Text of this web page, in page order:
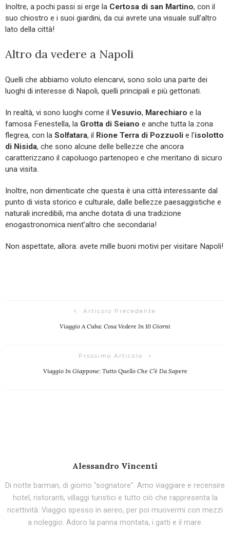
Inoltre, a pochi passi si erge la Certosa di san Martino, con il
suo chiostro e i suoi giardini, da cui avrete una visuale sull’altro
lato della città!
Altro da vedere a Napoli
Quelli che abbiamo voluto elencarvi, sono solo una parte dei
luoghi di interesse di Napoli, quelli principali e più gettonati.
In realtà, vi sono luoghi come il Vesuvio, Marechiaro e la
famosa Fenestella, la Grotta di Seiano e anche tutta la zona
flegrea, con la Solfatara, il Rione Terra di Pozzuoli e l’isolotto
di Nisida, che sono alcune delle bellezze che ancora
caratterizzano il capoluogo partenopeo e che meritano di sicuro
una visita.
Inoltre, non dimenticate che questa è una città interessante dal
punto di vista storico e culturale, dalle bellezze paesaggistiche e
naturali incredibili, ma anche dotata di una tradizione
enogastronomica nient’altro che secondaria!
Non aspettate, allora: avete mille buoni motivi per visitare Napoli!
Articolo Precedente
Viaggio A Cuba: Cosa Vedere In 10 Giorni
Prossimo Articolo
Viaggio In Giappone: Tutto Quello Che C’è Da Sapere
Alessandro Vincenti
Di notte barman, di giorno "sognatore". Amo viaggiare e recensire
hotel, ristoranti, villaggi turistici e tutto ciò che rappresenta la
ricettività. Viaggio spesso in aereo, per poi muovermi con mezzi
a noleggio. Adoro la panna montata, i gatti e il mare.